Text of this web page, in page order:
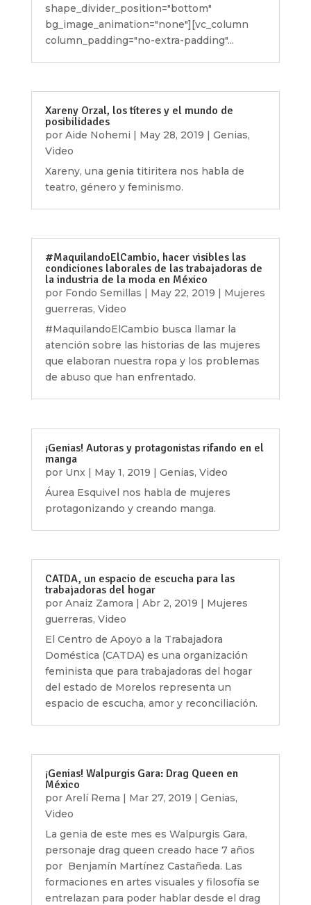
shape_divider_position="bottom"
bg_image_animation="none"][vc_column
column_padding="no-extra-padding"...
Xareny Orzal, los títeres y el mundo de
posibilidades
por Aide Nohemi | May 28, 2019 | Genias,
Video
Xareny, una genia titiritera nos habla de
teatro, género y feminismo.
#MaquilandoElCambio, hacer visibles las
condiciones laborales de las trabajadoras de
la industria de la moda en México
por Fondo Semillas May 22, 2019
Mujeres
guerreras, Video
#MaquilandoElCambio busca llamar la
atención sobre las historias de las mujeres
que elaboran nuestra ropa y los problemas
de abuso que han enfrentado.
¡Genias! Autoras y protagonistas rifando en el
manga
por Unx | May 1, 2019 | Genias, Video
Áurea Esquivel nos habla de mujeres
protagonizando y creando manga.
CATDA, un espacio de escucha para las
trabajadoras del hogar
por Anaiz Zamora | Abr 2, 2019 | Mujeres
guerreras, Video
El Centro de Apoyo a la Trabajadora
Doméstica (CATDA) es una organización
feminista que para trabajadoras del hogar
del estado de Morelos representa un
espacio de escucha, amor y reconciliación.
¡Genias! Walpurgis Gara: Drag Queen en
México
por Arelí Rema | Mar 27, 2019 | Genias,
Video
La genia de este mes es Walpurgis Gara,
personaje drag queen creado hace 7 años
por Benjamín Martínez Castañeda. Las
formaciones en artes visuales y filosofía se
entrelazan para poder hablar desde el drag